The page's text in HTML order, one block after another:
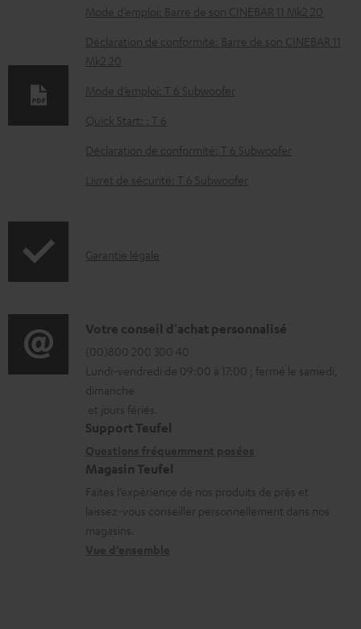
D
o
c
u
e
n
t
é
c
h
a
r
g
a
b
l
Mode d’emploi: Barre de son CINEBAR 11 Mk2 20
Déclaration de conformité: Barre de son CINEBAR 11
Mk2 20
Mode d’emploi: T 6 Subwoofer
Quick Start: : T 6
Déclaration de conformité: T 6 Subwoofer
Livret de sécurité: T 6 Subwoofer
I
o
r
m
a
t
o
n
s
Garantie légale
D
é
t
a
i
s
c
o
Votre conseil d'achat personnalisé
(00)800 200 300 40
Lundi-vendredi de 09:00 à 17:00 ; fermé le samedi,
dimanche
et jours fériés.
Support Teufel
Magasin Teufel
Faites l’expérience de nos produits de près et
laissez-vous conseiller personnellement dans nos
magasins.